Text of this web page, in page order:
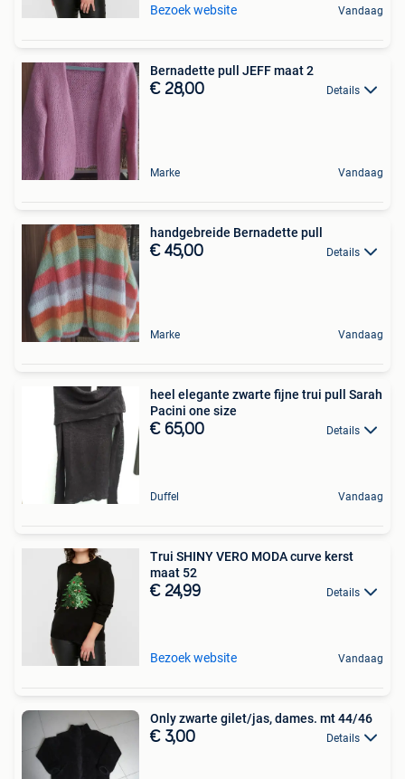
Bezoek website Vandaag
Bernadette pull JEFF maat 2
€ 28,00 Details
Marke Vandaag
handgebreide Bernadette pull
€ 45,00 Details
Marke Vandaag
heel elegante zwarte fijne trui pull Sarah
Pacini one size
€ 65,00 Details
Duffel Vandaag
Trui SHINY VERO MODA curve kerst
maat 52
€ 24,99 Details
Bezoek website Vandaag
Only zwarte gilet/jas, dames. mt 44/46
€ 3,00 Details